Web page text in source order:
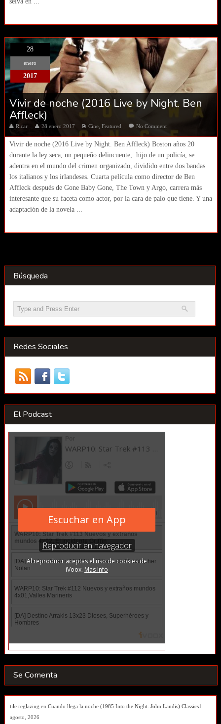
28
enero
2017
Vivir de noche (2016 Live by Night. Ben
Affleck)
Ricar 28 enero 2017 Cine, Featured No Comment
Vivir de noche (2016 Live by Night. Ben Affleck) Boston años 20
durante la ley seca, un pequeño delincuente, hijo de un policía, se
adentra en el mundo del crimen organizado, dividido entre dos bandas
los italianos y los irlandeses. Cuarta película como director de Ben
Affleck después de Gone Baby Gone, The Town y Argo, carrera más
interesante que su faceta como actor, por la cara de palo que tiene. Y una
adaptación de la novela ...
Búsqueda
Redes Sociales
El Podcast
Se Comenta
tile reglazing en Cuando llega la noche (1985 Into the Night. John Landis) Classics1
agosto, 2026